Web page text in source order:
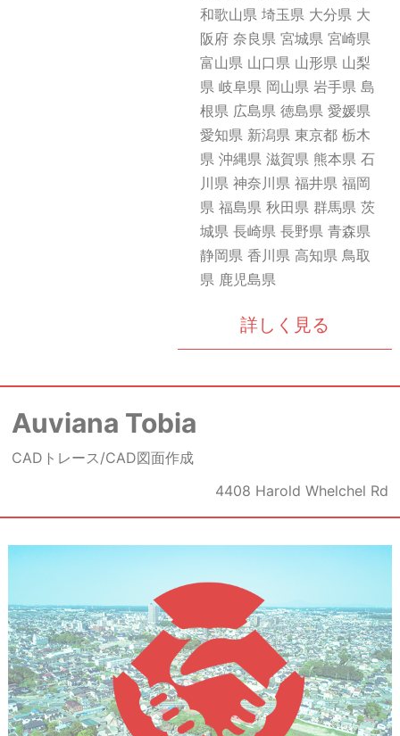
和歌山県 埼玉県 大分県 大
阪府 奈良県 宮城県 宮崎県
富山県 山口県 山形県 山梨
県 岐阜県 岡山県 岩手県 島
根県 広島県 徳島県 愛媛県
愛知県 新潟県 東京都 栃木
県 沖縄県 滋賀県 熊本県 石
川県 神奈川県 福井県 福岡
県 福島県 秋田県 群馬県 茨
城県 長崎県 長野県 青森県
静岡県 香川県 高知県 鳥取
県 鹿児島県
詳しく見る
Auviana Tobia
CADトレース/CAD図面作成
4408 Harold Whelchel Rd